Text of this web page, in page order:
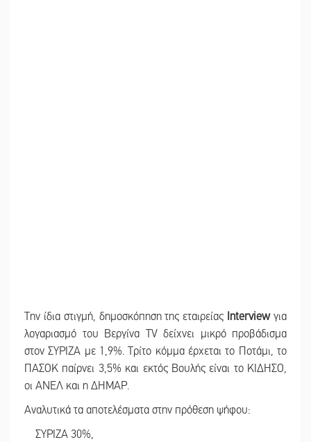
Την ίδια στιγμή, δημοσκόπηση της εταιρείας Interviewγια
λογαριασμό του Βεργίνα TV δείχνει μικρό προβάδισμα
στον ΣΥΡΙΖΑ με 1,9%. Τρίτο κόμμα έρχεται το Ποτάμι, το
ΠΑΣΟΚ παίρνει 3,5% και εκτός Βουλής είναι το ΚΙΔΗΣΟ,
οι ΑΝΕΛ και η ΔΗΜΑΡ.
Αναλυτικά τα αποτελέσματα στην πρόθεση ψήφου:
ΣΥΡΙΖΑ 30%,